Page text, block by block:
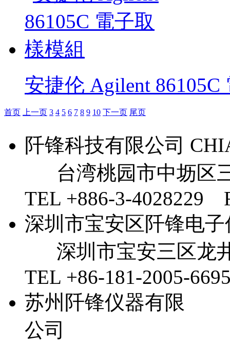
安捷伦 Agilent 86105C
首页 上一页 3 4 5 6 7 8 9 10 下一页 尾页
阡锋科技有限公司
台湾桃园市中坜区
TEL +886-3-4028229
深圳市宝安区阡锋电
深圳市宝安三区龙
TEL +86-181-2005-
苏州阡锋仪器有限
公司